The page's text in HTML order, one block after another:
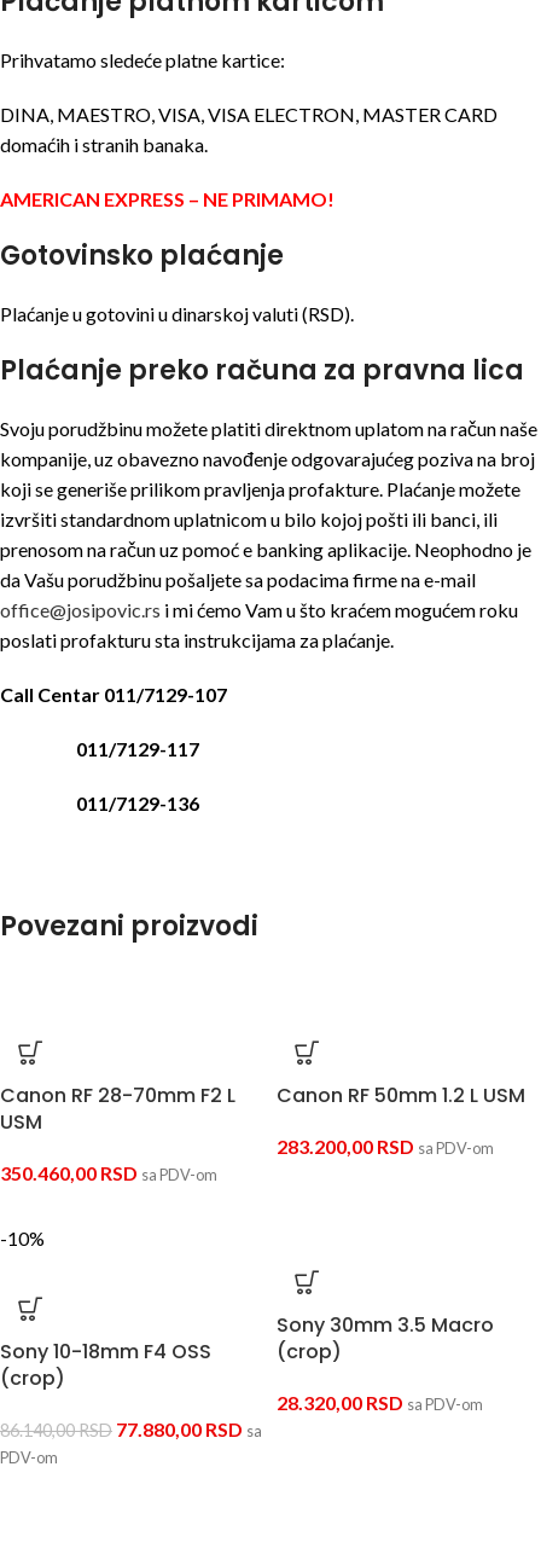
Prihvatamo sledeće platne kartice:
DINA, MAESTRO, VISA, VISA ELECTRON, MASTER CARD
domaćih i stranih banaka.
AMERICAN EXPRESS – NE PRIMAMO!
Gotovinsko plaćanje
Plaćanje u gotovini u dinarskoj valuti (RSD).
Plaćanje preko računa za pravna lica
Svoju porudžbinu možete platiti direktnom uplatom na račun naše
kompanije, uz obavezno navođenje odgovarajućeg poziva na broj
koji se generiše prilikom pravljenja profakture. Plaćanje možete
izvršiti standardnom uplatnicom u bilo kojoj pošti ili banci, ili
prenosom na račun uz pomoć e banking aplikacije. Neophodno je
da Vašu porudžbinu pošaljete sa podacima firme na e-mail
office@josipovic.rs i mi ćemo Vam u što kraćem mogućem roku
poslati profakturu sta instrukcijama za plaćanje.
Call Centar 011/7129-107
011/7129-117
011/7129-136
Povezani proizvodi
Canon RF 28-70mm F2 L
USM
350.460,00 RSD sa PDV-om
Canon RF 50mm 1.2 L USM
283.200,00 RSD sa PDV-om
-10%
Sony 10-18mm F4 OSS
(crop)
86.140,00RSD 77.880,00 RSD sa
PDV-om
Sony 30mm 3.5 Macro
(crop)
28.320,00 RSD sa PDV-om